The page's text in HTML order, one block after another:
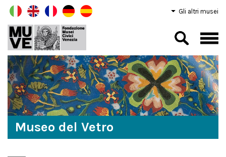
Gli altri musei
Museo del Vetro